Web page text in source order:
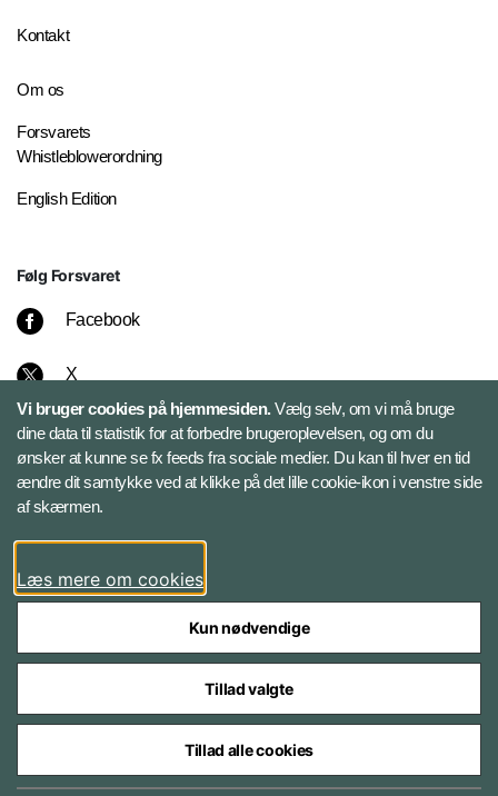
Kontakt
Om os
Forsvarets
Whistleblowerordning
English Edition
Følg Forsvaret
Facebook
X
Instagram
Bluesky
LinkedIn
Styrelser og myndigheder under Forsvarsministeriet
Vi bruger cookies på hjemmesiden.Vælg selv, om vi må bruge
dine data til statistik for at forbedre brugeroplevelsen, og om du
ønsker at kunne se fx feeds fra sociale medier. Du kan til hver en tid
ændre dit samtykke ved at klikke på det lille cookie-ikon i venstre side
af skærmen.
Læs mere om cookies
Kun nødvendige
Tillad valgte
Tillad alle cookies